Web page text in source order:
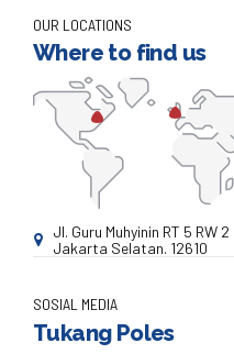
OUR LOCATIONS
Where to find us
Jl. Guru Muhyinin RT 5
Jakarta Selatan. 12610
SOSIAL MEDIA
Tukang Poles